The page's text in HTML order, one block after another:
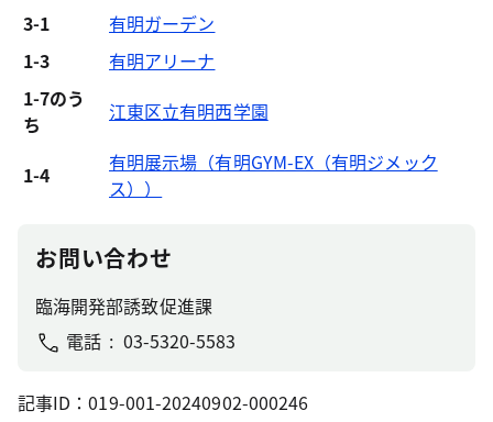
3-1
有明ガーデン
1-3
有明アリーナ
1-7のう
ち
江東区立有明西学園
1-4
有明展示場（有明GYM-EX（有明ジメック
ス））
お問い合わせ
臨海開発部誘致促進課
電話
03-5320-5583
記事ID：019-001-20240902-000246